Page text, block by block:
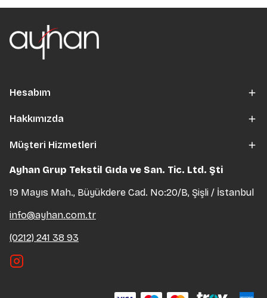
Hesabım
Hakkımızda
Müşteri Hizmetleri
Ayhan Grup Tekstil Gıda ve San. Tic. Ltd. Şti
19 Mayıs Mah., Büyükdere Cad. No:20/B, Şişli / İstanbul
info@ayhan.com.tr
(0212) 241 38 93